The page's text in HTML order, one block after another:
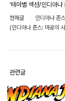
'테마별 섹션/인디아나
현재글
인디아나
(인디아나 존스: 마궁의
관련글